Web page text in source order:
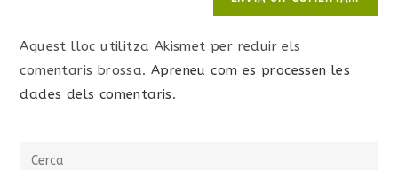
Aquest lloc utilitza Akismet per reduir els
comentaris brossa.Apreneu com es processen les
dades dels comentaris.